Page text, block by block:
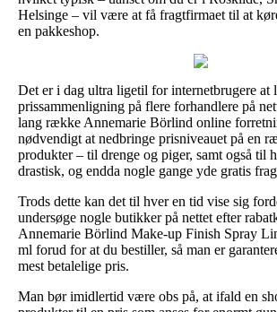
Helsinge – vil være at få fragtfirmaet til at
en pakkeshop.
Det er i dag ultra ligetil for internetbrugere at
prissammenligning på flere forhandlere på
lang række Annemarie Börlind online
nødvendigt at nedbringe prisniveauet på en
produkter – til drenge og piger, samt også til
drastisk, og endda nogle gange yde gratis
Trods dette kan det til hver en tid vise sig
undersøge nogle butikker på nettet efter
Annemarie Börlind Make-up Finish Spray
ml forud for at du bestiller, så man er
mest betalelige pris.
Man bør imidlertid være obs på, at ifald en